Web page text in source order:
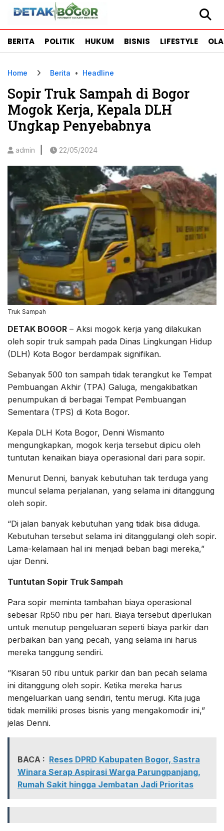
BERITA POLITIK HUKUM BISNIS LIFESTYLE
Home Berita • Headline
Sopir Truk Sampah di Bogor
Mogok Kerja, Kepala DLH
Ungkap Penyebabnya
admin 22/05/2024
Truk Sampah
DETAK BOGOR – Aksi mogok kerja yang dilakukan
oleh sopir truk sampah pada Dinas Lingkungan Hidup
(DLH) Kota Bogor berdampak signifikan.
Sebanyak 500 ton sampah tidak terangkut ke Tempat
Pembuangan Akhir (TPA) Galuga, mengakibatkan
penumpukan di berbagai Tempat Pembuangan
Sementara (TPS) di Kota Bogor.
Kepala DLH Kota Bogor, Denni Wismanto
mengungkapkan, mogok kerja tersebut dipicu oleh
tuntutan kenaikan biaya operasional dari para sopir.
Menurut Denni, banyak kebutuhan tak terduga yang
muncul selama perjalanan, yang selama ini ditanggung
oleh sopir.
“Di jalan banyak kebutuhan yang tidak bisa diduga.
Kebutuhan tersebut selama ini ditanggulangi oleh sopir.
Lama-kelamaan hal ini menjadi beban bagi mereka,”
ujar Denni.
Tuntutan Sopir Truk Sampah
Para sopir meminta tambahan biaya operasional
sebesar Rp50 ribu per hari. Biaya tersebut diperlukan
untuk menutup pengeluaran seperti biaya parkir dan
perbaikan ban yang pecah, yang selama ini harus
mereka tanggung sendiri.
“Kisaran 50 ribu untuk parkir dan ban pecah selama
ini ditanggung oleh sopir. Ketika mereka harus
mengeluarkan uang sendiri, tentu merugi. Kita juga
tidak memiliki proses bisnis yang mengakomodir ini,”
jelas Denni.
BACA : Reses DPRD Kabupaten Bogor, Sastra
Winara Serap Aspirasi Warga Parungpanjang,
Rumah Sakit hingga Jembatan Jadi Prioritas